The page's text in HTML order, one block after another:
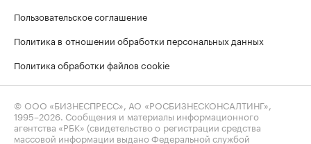
Пользовательское соглашение
Политика в отношении обработки персональных данных
Политика обработки файлов cookie
© ООО «БИЗНЕСПРЕСС», АО «РОСБИЗНЕСКОНСАЛТИНГ»,
1995–2026. Сообщения и материалы информационного
агентства «РБК» (свидетельство о регистрации средства
массовой информации выдано Федеральной службой